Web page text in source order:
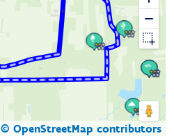
© OpenStreetMap contributors